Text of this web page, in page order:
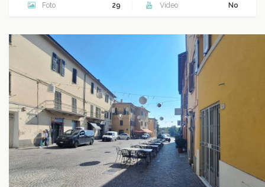
Foto 29 Video No